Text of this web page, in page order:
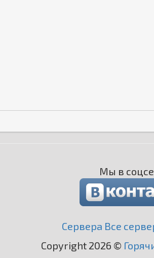
Мы в
Сервера Все
Copyright 2026 ©